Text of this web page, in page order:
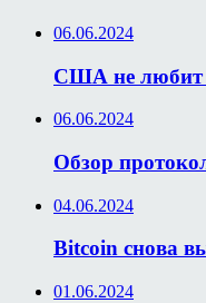
06.06.2024
США не любит
06.06.2024
Обзор
04.06.2024
Bitcoin снова
01.06.2024